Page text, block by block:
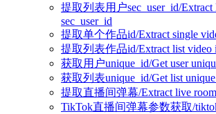
提取列表用户sec_user_id/Extract
sec_user_id
提取单个作品id/Extract single
提取列表作品id/Extract list video
获取用户unique_id/Get user
获取列表unique_id/Get list
提取直播间弹幕/Extract live
TikTok直播间弹幕参数获取/